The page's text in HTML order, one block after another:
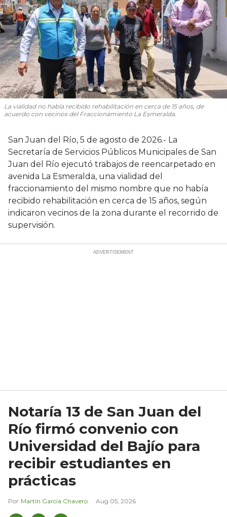
La vialidad no había recibido rehabilitación en cerca de 15 años, de
acuerdo con vecinos del Fraccionamiento La Esmeralda.
San Juan del Río, 5 de agosto de 2026.- La
Secretaría de Servicios Públicos Municipales de San
Juan del Río ejecutó trabajos de reencarpetado en
avenida La Esmeralda, una vialidad del
fraccionamiento del mismo nombre que no había
recibido rehabilitación en cerca de 15 años, según
indicaron vecinos de la zona durante el recorrido de
supervisión.
Notaría 13 de San Juan del
Río firmó convenio con
Universidad del Bajío para
recibir estudiantes en
prácticas
Martín García Chavero Aug 05, 2026